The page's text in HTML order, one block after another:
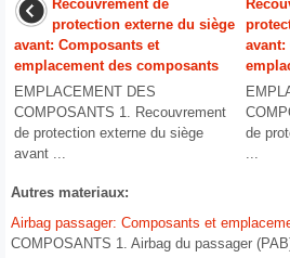
Recouvrement de
protection externe du siège
avant: Composants et
emplacement des composants
EMPLACEMENT DES
COMPOSANTS 1. Recouvrement
de protection externe du siège
avant ...
avant:
de
...
Autres materiaux:
Airbag passager: Composants et
COMPOSANTS 1. Airbag du passager